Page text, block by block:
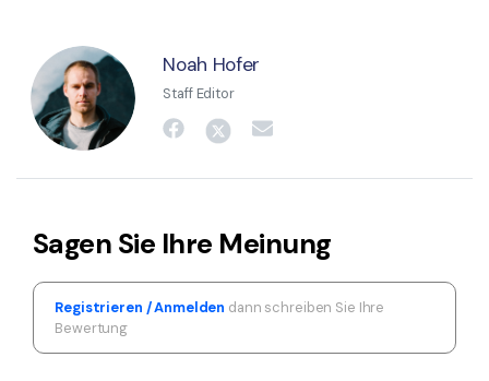
Noah Hofer
Staff Editor
Sagen Sie Ihre Meinung
Registrieren / Anmelden dann schreiben Sie Ihre
Bewertung